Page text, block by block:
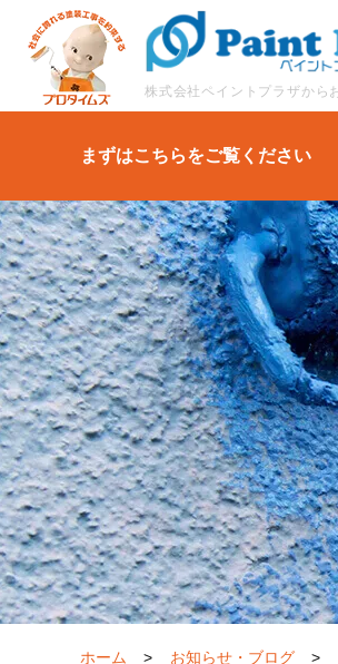
まずはこちらをご覧ください
ホーム > お知らせ・ブログ >